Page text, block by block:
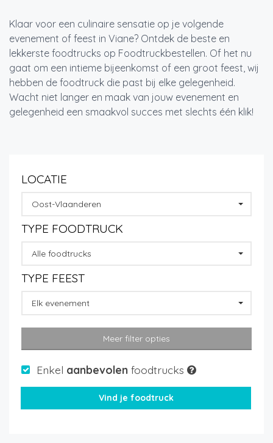
Klaar voor een culinaire sensatie op je volgende
evenement of feest in Viane? Ontdek de beste en
lekkerste foodtrucks op Foodtruckbestellen. Of het nu
gaat om een intieme bijeenkomst of een groot feest, wij
hebben de foodtruck die past bij elke gelegenheid.
Wacht niet langer en maak van jouw evenement en
gelegenheid een smaakvol succes met slechts één klik!
LOCATIE
Oost-Vlaanderen
TYPE FOODTRUCK
Alle foodtrucks
TYPE FEEST
Elk evenement
Meer filter opties
Enkel aanbevolen foodtrucks